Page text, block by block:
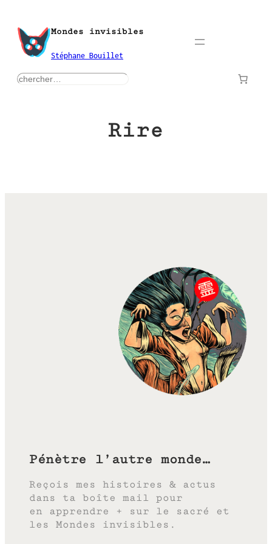
contenu
Mondes invisibles
Stéphane Bouillet
rechercher
Rire
Pénètre l’autre monde…
Reçois mes histoires & actus
dans ta boîte mail pour
en apprendre + sur le sacré et
les Mondes invisibles.